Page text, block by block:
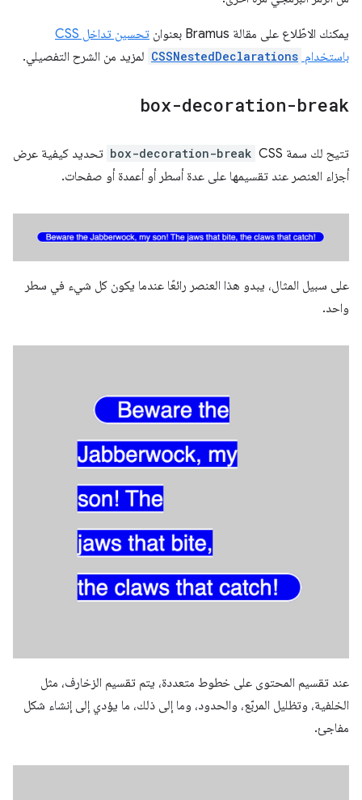
يمكنك الاطّلاع على مقالة Bramus بعنوان
تحسين تداخل CSS
باستخدام CSSNestedDeclarations لمزيد من الشرح التفصيلي.
box-decoration-break
تتيح لك سمة CSS box-decoration-break تحديد كيفية عرض
أجزاء العنصر عند تقسيمها على عدة أسطر أو أعمدة أو صفحات.
على سبيل المثال، يبدو هذا العنصر رائعًا عندما يكون كل شيء في سطر
واحد.
عند تقسيم المحتوى على خطوط متعددة، يتم تقسيم الزخارف، مثل
الخلفية، وتظليل المربّع، والحدود، وما إلى ذلك، ما يؤدي إلى إنشاء شكل
مفاجئ.